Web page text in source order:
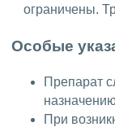
ограничены.
Особые
Препарат
При